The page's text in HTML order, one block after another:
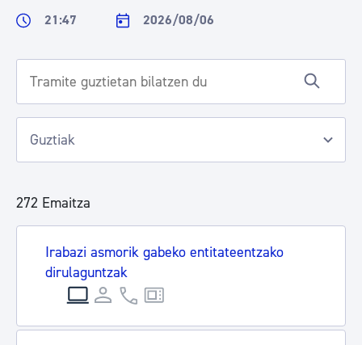
21:47 2026/08/06
272 Emaitza
Irabazi asmorik gabeko entitateentzako
dirulaguntzak